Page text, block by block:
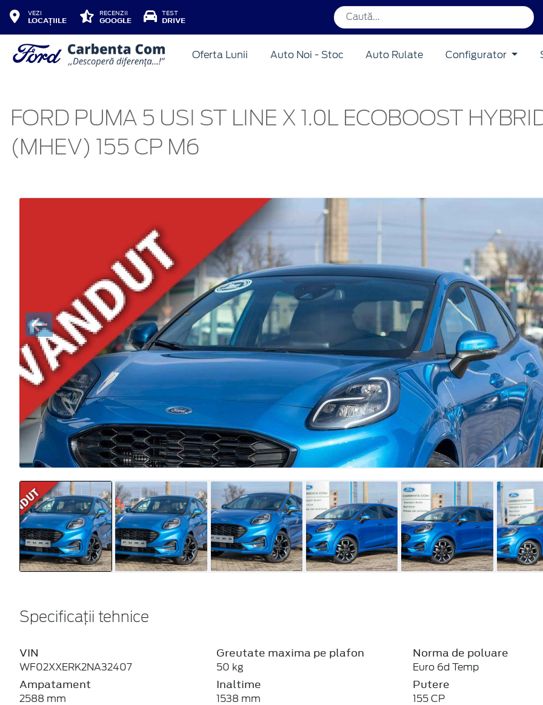
VEZI
LOCAȚIILE
RECENZII
GOOGLE
TEST
DRIVE
Oferta Lunii Auto Noi - Stoc Auto Rulate Configurator
FORD PUMA 5 USI ST LINE X 1.0L ECOBOOST
(MHEV) 155 CP M6
Specificații tehnice
VIN
WF02XXERK2NA32407
Ampatament
2588 mm
Greutate maxima pe plafon
50 kg
Inaltime
1538 mm
Norma de poluare
Euro 6d Temp
Putere
155 CP